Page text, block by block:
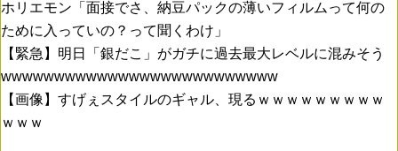
ホリエモン「面接でさ、納豆パックの薄いフィルムって何の
ために入っていの？って聞くわけ」
【緊急】明日「銀だこ」がガチに過去最大レベルに混みそう
wwwwwwwwwwwwwwwwwwwwwwwwww
【画像】すげぇスタイルのギャル、現るｗｗｗｗｗｗｗｗｗ
ｗｗｗ